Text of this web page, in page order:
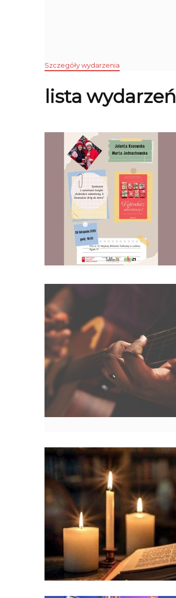
Szczegóły wydarzenia
lista wydarzeń